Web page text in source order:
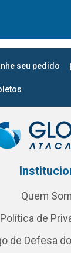
seu pedido
Quem
Política de
de Defesa